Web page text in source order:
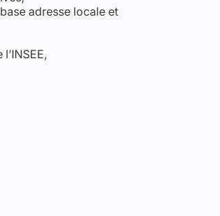
adresse locale et